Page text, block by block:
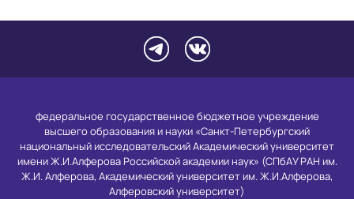
федеральное государственное бюджетное учреждение
высшего образования и науки «Санкт-Петербургский
национальный исследовательский Академический университет
имени Ж.И.Алферова Российской академии наук» (СПбАУ РАН им.
Ж.И. Алферова, Академический университет им. Ж.И.Алферова,
Алферовский университет)